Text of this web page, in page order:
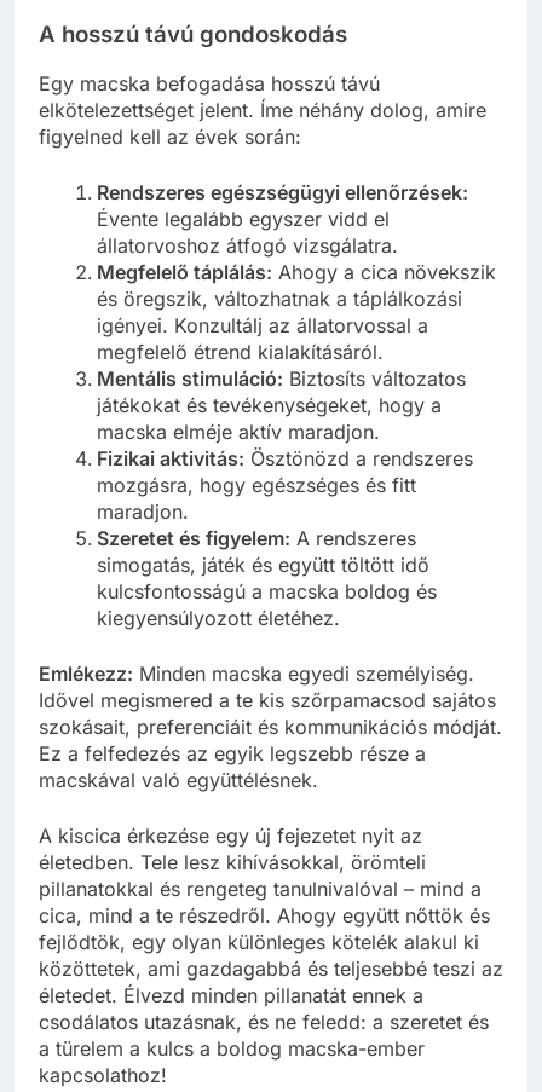
A hosszú távú gondoskodás
Egy macska befogadása hosszú távú
elkötelezettséget jelent. Íme néhány dolog, amire
figyelned kell az évek során:
Rendszeres egészségügyi ellenőrzések:
Évente legalább egyszer vidd el
állatorvoshoz átfogó vizsgálatra.
Megfelelő táplálás: Ahogy a cica növekszik
és öregszik, változhatnak a táplálkozási
igényei. Konzultálj az állatorvossal a
megfelelő étrend kialakításáról.
Mentális stimuláció: Biztosíts változatos
játékokat és tevékenységeket, hogy a
macska elméje aktív maradjon.
Fizikai aktivitás: Ösztönözd a rendszeres
mozgásra, hogy egészséges és fitt
maradjon.
Szeretet és figyelem: A rendszeres
simogatás, játék és együtt töltött idő
kulcsfontosságú a macska boldog és
kiegyensúlyozott életéhez.
Emlékezz: Minden macska egyedi személyiség.
Idővel megismered a te kis szőrpamacsod sajátos
szokásait, preferenciáit és kommunikációs módját.
Ez a felfedezés az egyik legszebb része a
macskával való együttélésnek.
A kiscica érkezése egy új fejezetet nyit az
életedben. Tele lesz kihívásokkal, örömteli
pillanatokkal és rengeteg tanulnivalóval – mind a
cica, mind a te részedről. Ahogy együtt nőttök és
fejlődtök, egy olyan különleges kötelék alakul ki
közöttetek, ami gazdagabbá és teljesebbé teszi az
életedet. Élvezd minden pillanatát ennek a
csodálatos utazásnak, és ne feledd: a szeretet és
a türelem a kulcs a boldog macska-ember
kapcsolathoz!